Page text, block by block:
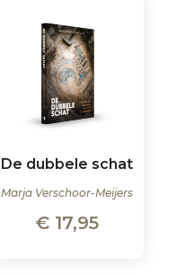
De dubbele schat
Marja Verschoor-Meijers
€17,95